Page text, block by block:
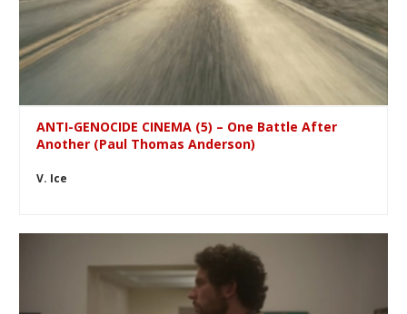
ANTI-GENOCIDE CINEMA (5) – One Battle After
Another (Paul Thomas Anderson)
V. Ice